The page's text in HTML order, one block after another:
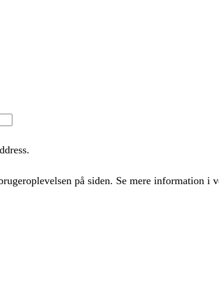
på siden. Se mere information i